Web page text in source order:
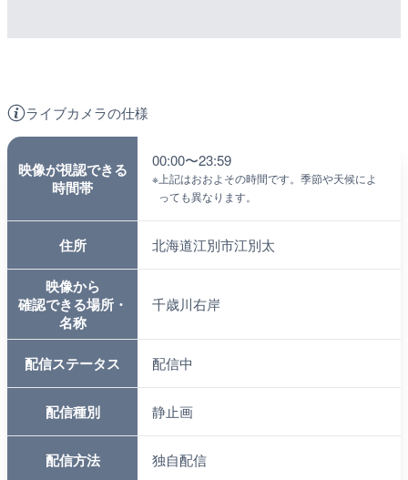
ライブカメラの仕様
映像が視認できる
時間帯
00:00〜23:59
※ 上記はおおよその時間です。季節や天候によ
っても異なります。
住所 北海道江別市江別太
映像から
確認できる場所・
名称
千歳川右岸
配信ステータス 配信中
配信種別 静止画
配信方法 独自配信